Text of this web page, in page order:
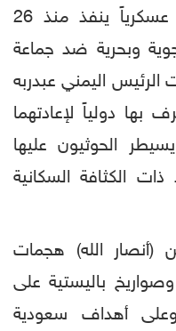
وتقود السعودية تحالفاً عربياً عسكرياً ينفذ منذ 26
وجوية وبحرية ضد جماعة
الرئيس اليمني عبدربه
دولياً لإعادتهما
الحوثيون عليها
الكثافة السكانية
(أنصار الله) هجمات
باليستية على
وعلى أهداف سعودية